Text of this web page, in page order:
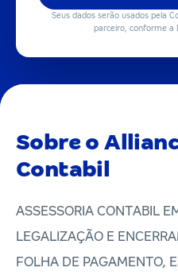
Seus dados serão usados pela
parceiro, conforme a
Sobre o
Contabil
ASSESSORIA CONTABIL
LEGALIZAÇÃO E
FOLHA DE PAGAMENTO,